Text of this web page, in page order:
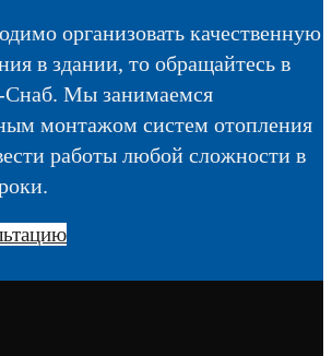
организовать качественную
в здании, то обращайтесь в
Мы занимаемся
монтажом систем отопления
работы любой сложности в